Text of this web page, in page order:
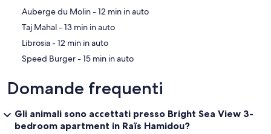
‪Auberge du Molin - ‬12 min in auto
‪Taj Mahal - ‬13 min in auto
‪Librosia - ‬12 min in auto
‪Speed Burger - ‬15 min in auto
Domande frequenti
Gli animali sono accettati presso Bright Sea View 3-
bedroom apartment in Raïs Hamidou?